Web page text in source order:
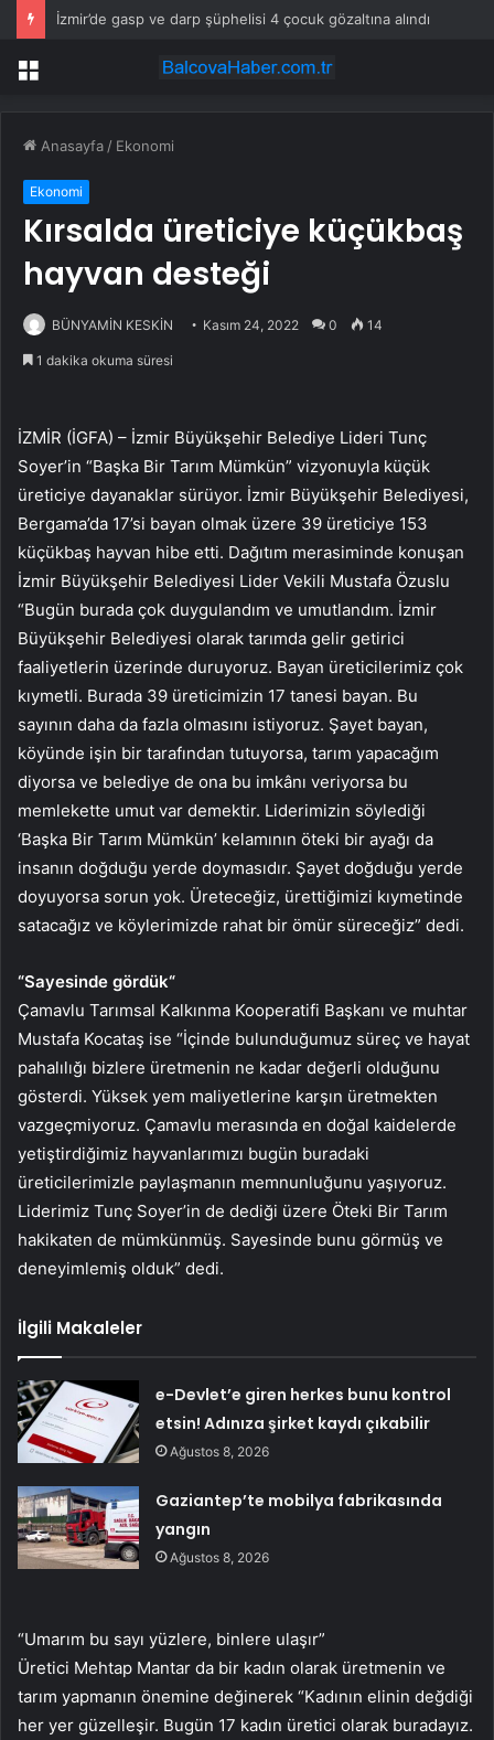
İzmir’de gasp ve darp şüphelisi 4 çocuk gözaltına alındı
Menü
Anasayfa / Ekonomi
Ekonomi
Kırsalda üreticiye küçükbaş
hayvan desteği
BÜNYAMİN KESKİN Kasım 24, 2022 0 14
1 dakika okuma süresi
İZMİR (İGFA) – İzmir Büyükşehir Belediye Lideri Tunç
Soyer’in “Başka Bir Tarım Mümkün” vizyonuyla küçük
üreticiye dayanaklar sürüyor. İzmir Büyükşehir Belediyesi,
Bergama’da 17’si bayan olmak üzere 39 üreticiye 153
küçükbaş hayvan hibe etti. Dağıtım merasiminde konuşan
İzmir Büyükşehir Belediyesi Lider Vekili Mustafa Özuslu
“Bugün burada çok duygulandım ve umutlandım. İzmir
Büyükşehir Belediyesi olarak tarımda gelir getirici
faaliyetlerin üzerinde duruyoruz. Bayan üreticilerimiz çok
kıymetli. Burada 39 üreticimizin 17 tanesi bayan. Bu
sayının daha da fazla olmasını istiyoruz. Şayet bayan,
köyünde işin bir tarafından tutuyorsa, tarım yapacağım
diyorsa ve belediye de ona bu imkânı veriyorsa bu
memlekette umut var demektir. Liderimizin söylediği
‘Başka Bir Tarım Mümkün’ kelamının öteki bir ayağı da
insanın doğduğu yerde doymasıdır. Şayet doğduğu yerde
doyuyorsa sorun yok. Üreteceğiz, ürettiğimizi kıymetinde
satacağız ve köylerimizde rahat bir ömür süreceğiz” dedi.
“Sayesinde gördük“
Çamavlu Tarımsal Kalkınma Kooperatifi Başkanı ve muhtar
Mustafa Kocataş ise “İçinde bulunduğumuz süreç ve hayat
pahalılığı bizlere üretmenin ne kadar değerli olduğunu
gösterdi. Yüksek yem maliyetlerine karşın üretmekten
vazgeçmiyoruz. Çamavlu merasında en doğal kaidelerde
yetiştirdiğimiz hayvanlarımızı bugün buradaki
üreticilerimizle paylaşmanın memnunluğunu yaşıyoruz.
Liderimiz Tunç Soyer’in de dediği üzere Öteki Bir Tarım
hakikaten de mümkünmüş. Sayesinde bunu görmüş ve
deneyimlemiş olduk” dedi.
İlgili Makaleler
e-Devlet’e giren herkes bunu kontrol
etsin! Adınıza şirket kaydı çıkabilir
Ağustos 8, 2026
Gaziantep’te mobilya fabrikasında
yangın
Ağustos 8, 2026
“Umarım bu sayı yüzlere, binlere ulaşır”
Üretici Mehtap Mantar da bir kadın olarak üretmenin ve
tarım yapmanın önemine değinerek “Kadının elinin değdiği
her yer güzelleşir. Bugün 17 kadın üretici olarak buradayız.